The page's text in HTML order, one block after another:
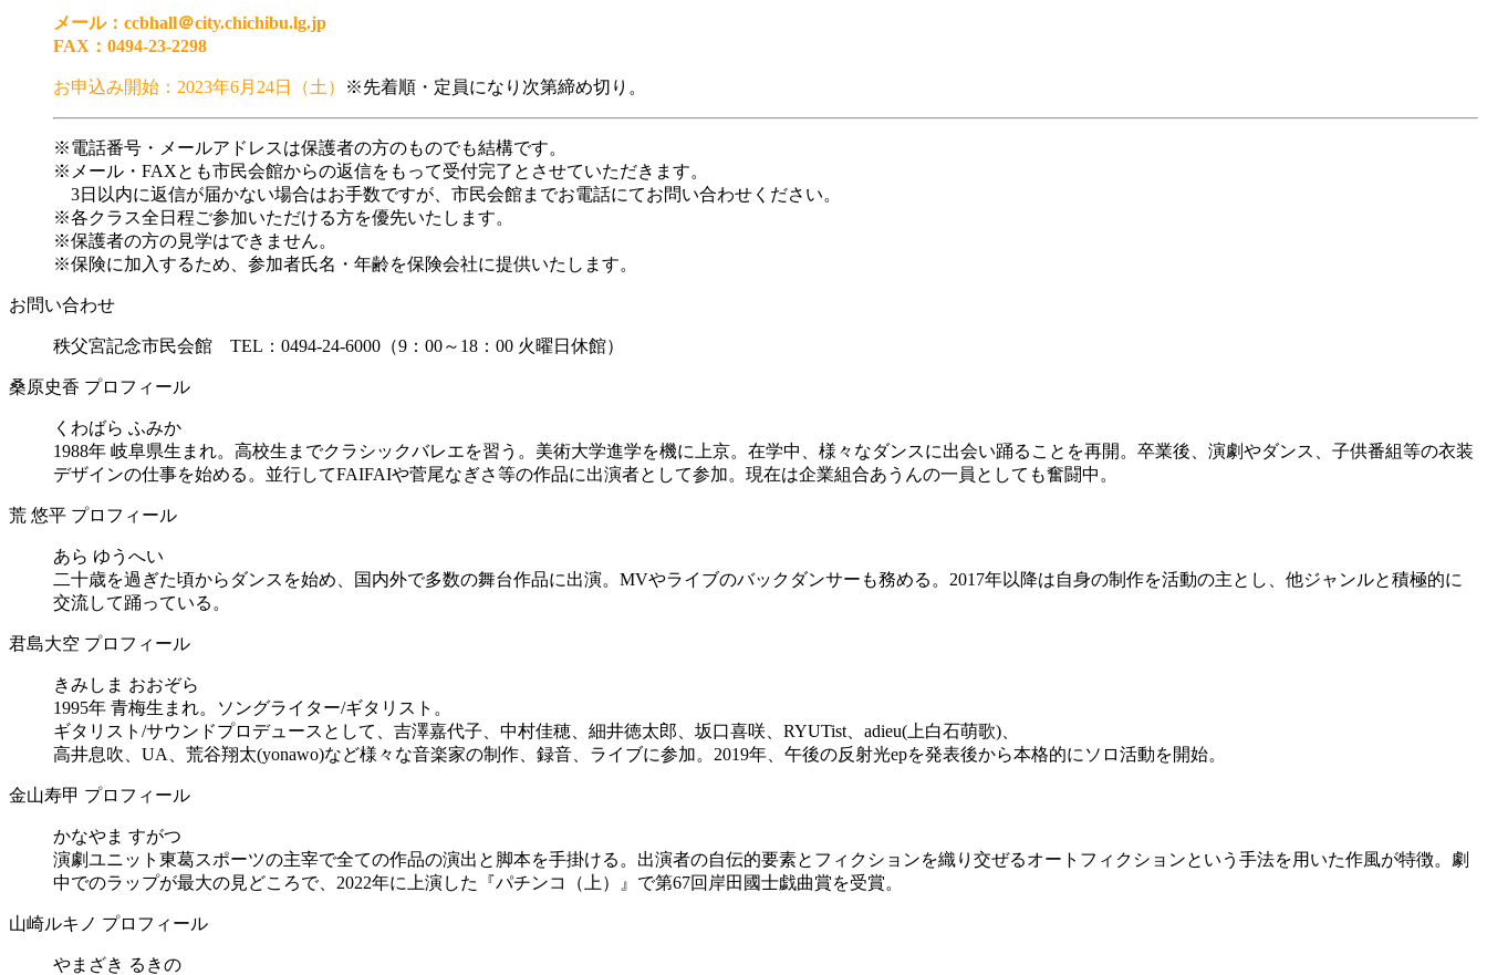
メール：ccbhall＠city.chichibu.lg.jp
FAX：0494-23-2298
お申込み開始：2023年6月24日（土） ※先着順・定員になり次第締め切り。
※電話番号・メールアドレスは保護者の方のものでも結構です。
※メール・FAXとも市民会館からの返信をもって受付完了とさせていただきます。
3日以内に返信が届かない場合はお手数ですが、市民会館までお電話にてお問い合わせください。
※各クラス全日程ご参加いただける方を優先いたします。
※保護者の方の見学はできません。
※保険に加入するため、参加者氏名・年齢を保険会社に提供いたします。
お問い合わせ
秩父宮記念市民会館 TEL：0494-24-6000（9：00～18：00 火曜日休館）
桑原史香 プロフィール
くわばら ふみか
1988年 岐阜県生まれ。高校生までクラシックバレエを習う。美術大学進学を機に上京。在学中、様々なダンスに出会い踊ることを再開。卒業後、演劇やダンス、子供番組等の衣装
デザインの仕事を始める。並行してFAIFAIや菅尾なぎさ等の作品に出演者として参加。現在は企業組合あうんの一員としても奮闘中。
荒 悠平 プロフィール
あら ゆうへい
二十歳を過ぎた頃からダンスを始め、国内外で多数の舞台作品に出演。MVやライブのバックダンサーも務める。2017年以降は自身の制作を活動の主とし、他ジャンルと積極的に
交流して踊っている。
君島大空 プロフィール
きみしま おおぞら
1995年 青梅生まれ。ソングライター/ギタリスト。
ギタリスト/サウンドプロデュースとして、吉澤嘉代子、中村佳穂、細井徳太郎、坂口喜咲、RYUTist、adieu(上白石萌歌)、
高井息吹、UA、荒谷翔太(yonawo)など様々な音楽家の制作、録音、ライブに参加。2019年、午後の反射光epを発表後から本格的にソロ活動を開始。
金山寿甲 プロフィール
かなやま すがつ
演劇ユニット東葛スポーツの主宰で全ての作品の演出と脚本を手掛ける。出演者の自伝的要素とフィクションを織り交ぜるオートフィクションという手法を用いた作風が特徴。劇
中でのラップが最大の見どころで、2022年に上演した『パチンコ（上）』で第67回岸田國士戯曲賞を受賞。
山崎ルキノ プロフィール
やまざき るきの